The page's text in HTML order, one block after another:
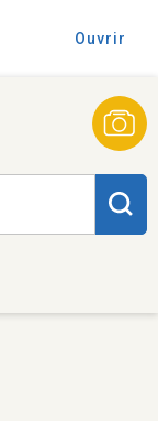
Ouvrir